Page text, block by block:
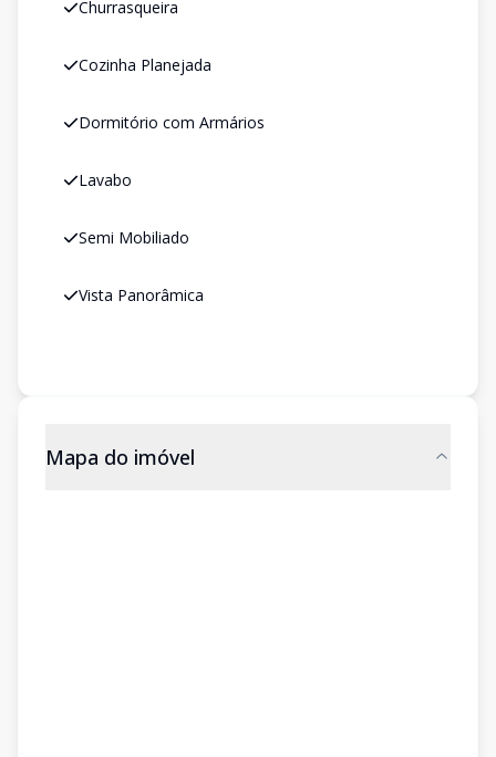
Churrasqueira
Cozinha Planejada
Dormitório com Armários
Lavabo
Semi Mobiliado
Vista Panorâmica
Mapa do imóvel